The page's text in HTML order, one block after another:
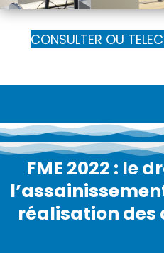
CONSULTER OU
FME 2022 : le
réalisation des